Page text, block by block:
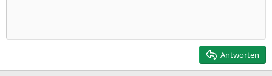
Heading 2
Antworten